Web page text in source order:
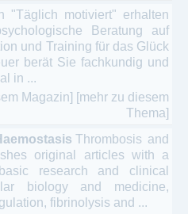
"Täglich motiviert" erhalten
Beratung auf
und Training für das Glück
berät Sie fachkundig und
in ...
Magazin] [mehr zu diesem
Thema]
Thrombosis and
original articles with a
research and clinical
biology and medicine,
fibrinolysis and ...